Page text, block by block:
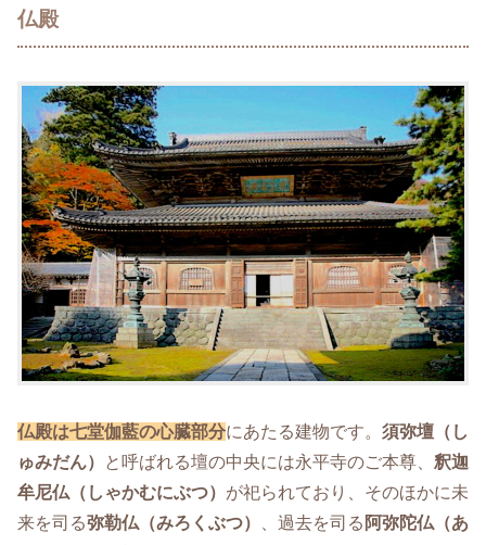
仏殿
仏殿は七堂伽藍の心臓部分にあたる建物です。 須弥壇（し
ゅみだん）
と呼ばれる壇の中央には永平寺のご本尊、 釈迦
牟尼仏（しゃかむにぶつ） が祀られており、そのほかに未
来を司る弥勒仏（みろくぶつ） 、過去を司る 阿弥陀仏（あ